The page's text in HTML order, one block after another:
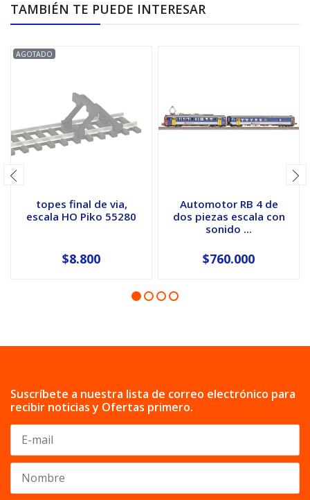
TAMBIÉN TE PUEDE INTERESAR
AGOTADO
topes final de via,
escala HO Piko 55280
$8.800
Automotor RB 4 de
dos piezas escala con
sonido ...
$760.000
Suscríbete a nuestra lista de correo electrónico para
recibir noticias y Ofertas primero.